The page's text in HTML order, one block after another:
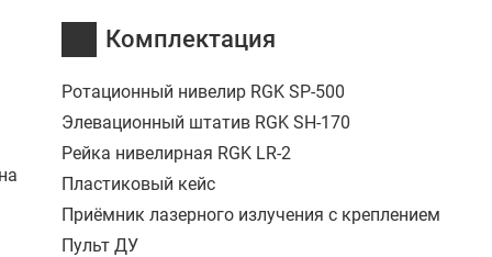
Комплектация
Ротационный нивелир RGK SP-500
Элевационный штатив RGK SH-170
Рейка нивелирная RGK LR-2
Пластиковый кейс
Приёмник лазерного излучения с креплением
Пульт ДУ